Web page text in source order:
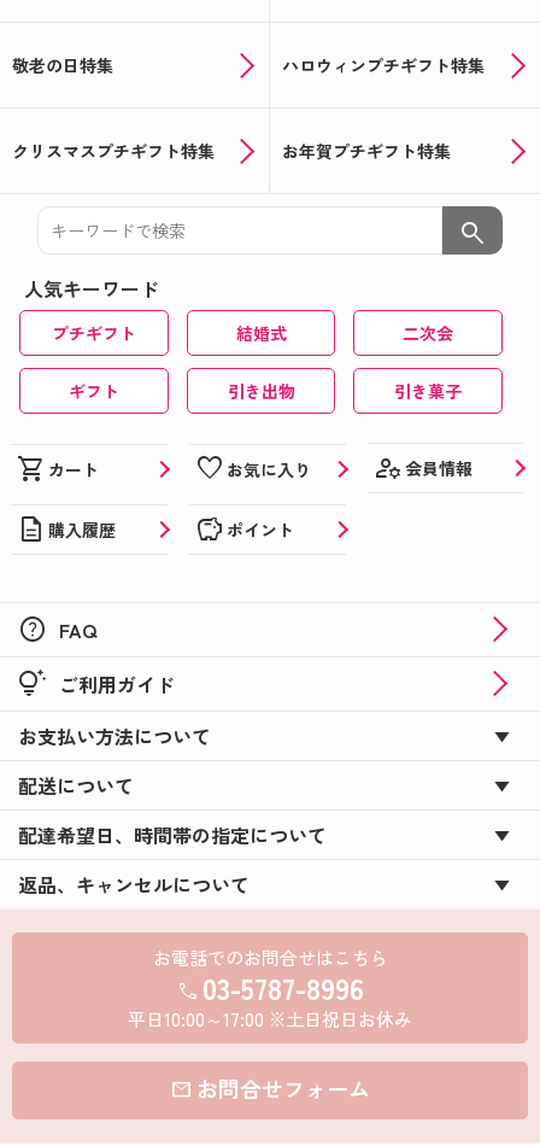
敬老の日特集 ハロウィンプチギフト特集
クリスマスプチギフト特集 お年賀プチギフト特集
search
人気キーワード
プチギフト 結婚式 二次会
ギフト 引き出物 引き菓子
shopping_cart カート favorite お気に入り manage_accounts 会員情報
description 購入履歴 savings ポイント
help FAQ
tips_and_updates ご利用ガイド
お支払い方法について
配送について
配達希望日、時間帯の指定について
返品、キャンセルについて
お電話でのお問合せはこちら
call 03-5787-8996
平日10:00～17:00 ※土日祝日お休み
mail お問合せフォーム